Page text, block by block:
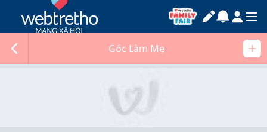
Góc Làm Mẹ